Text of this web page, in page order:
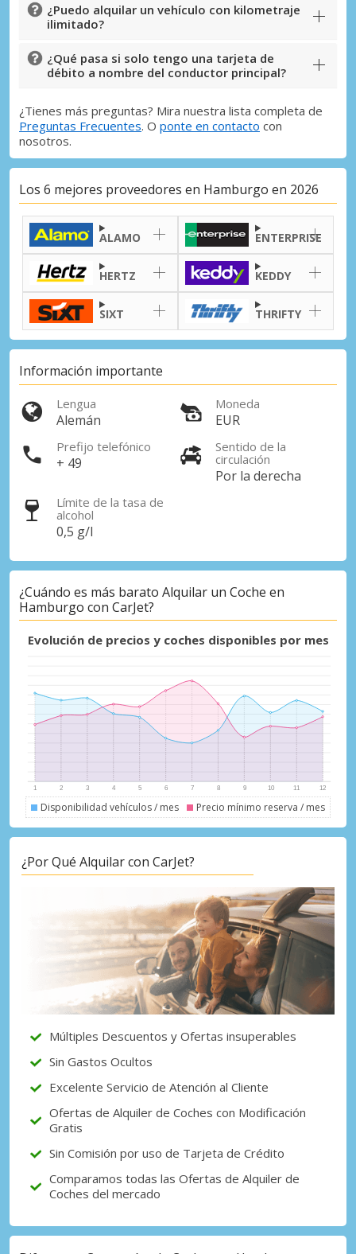
¿Puedo alquilar un vehículo con kilometraje
ilimitado?
¿Qué pasa si solo tengo una tarjeta de
débito a nombre del conductor principal?
¿Tienes más preguntas? Mira nuestra lista completa de
Preguntas Frecuentes. O ponte en contacto con
nosotros.
Los 6 mejores proveedores en Hamburgo en 2026
ALAMO ENTERPRISE
HERTZ KEDDY
SIXT THRIFTY
Información importante
Lengua
Alemán
Moneda
EUR
Prefijo telefónico
+ 49
Sentido de la
circulación
Por la derecha
Límite de la tasa de
alcohol
0,5 g/l
¿Cuándo es más barato Alquilar un Coche en
Hamburgo con CarJet?
Evolución de precios y coches disponibles por mes
Disponibilidad vehículos / mes Precio mínimo reserva / mes
¿Por Qué Alquilar con CarJet?
Múltiples Descuentos y Ofertas insuperables
Sin Gastos Ocultos
Excelente Servicio de Atención al Cliente
Ofertas de Alquiler de Coches con Modificación
Gratis
Sin Comisión por uso de Tarjeta de Crédito
Comparamos todas las Ofertas de Alquiler de
Coches del mercado
Descuentos especiales
Accede a ofertas exclusivas de nuestros
proveedores.